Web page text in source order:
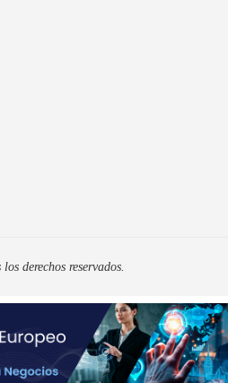
derechos reservados.